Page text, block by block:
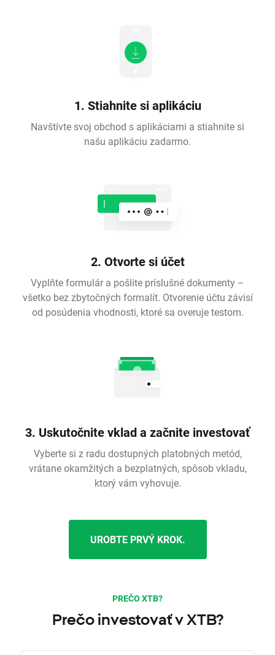
1. Stiahnite si aplikáciu
Navštívte svoj obchod s aplikáciami a stiahnite si
našu aplikáciu zadarmo.
2. Otvorte si účet
Vyplňte formulár a pošlite príslušné dokumenty –
všetko bez zbytočných formalít. Otvorenie účtu závisí
od posúdenia vhodnosti, ktoré sa overuje testom.
3. Uskutočnite vklad a začnite investovať
Vyberte si z radu dostupných platobných metód,
vrátane okamžitých a bezplatných, spôsob vkladu,
ktorý vám vyhovuje.
UROBTE PRVÝ KROK.
PREČO XTB?
Prečo investovať v XTB?